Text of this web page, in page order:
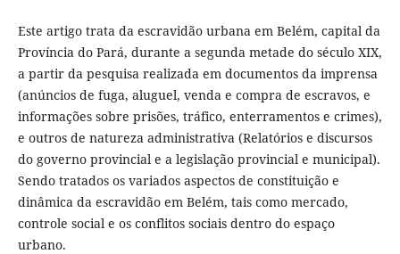
Este artigo trata da escravidão urbana em Belém, capital da
Província do Pará, durante a segunda metade do século XIX,
a partir da pesquisa realizada em documentos da imprensa
(anúncios de fuga, aluguel, venda e compra de escravos, e
informações sobre prisões, tráfico, enterramentos e crimes),
e outros de natureza administrativa (Relatórios e discursos
do governo provincial e a legislação provincial e municipal).
Sendo tratados os variados aspectos de constituição e
dinâmica da escravidão em Belém, tais como mercado,
controle social e os conflitos sociais dentro do espaço
urbano.